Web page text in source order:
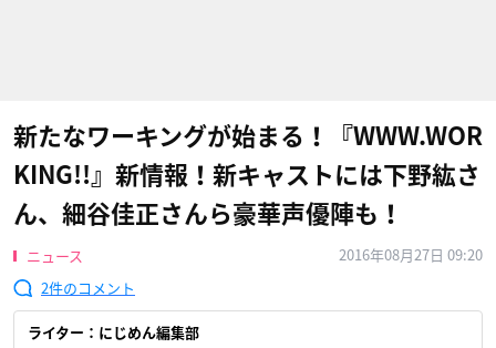
新たなワーキングが始まる！『WWW.WOR
KING!!』新情報！新キャストには下野紘さ
ん、細谷佳正さんら豪華声優陣も！
ニュース
2016年08月27日 09:20
2
ライター：にじめん編集部